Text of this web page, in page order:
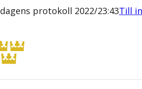
protokoll 2022/23:43Till